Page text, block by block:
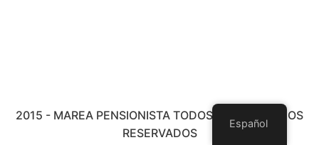
2015 - MAREA PENSIONISTA TODOS LOS DERECHOS
RESERVADOS
Español